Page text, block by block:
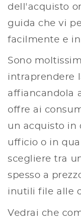
dell'acquisto
guida che vi
facilmente e
Sono
intraprendere
affiancandola
offre ai
un acquisto in
ufficio o in
scegliere tra
spesso a
inutili file alle
Vedrai che